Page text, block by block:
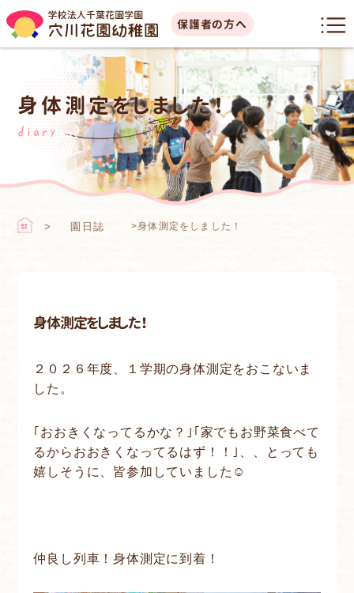
保護者の方へ
身体測定をしました！
diary
園日誌 >身体測定をしました！
身体測定をしました！
２０２６年度、１学期の身体測定をおこないま
した。
｢おおきくなってるかな？｣｢家でもお野菜食べて
るからおおきくなってるはず！！｣、、とっても
嬉しそうに、皆参加していました☺
仲良し列車！身体測定に到着！